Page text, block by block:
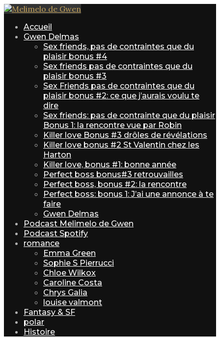
Accueil
Gwen Delmas
Sex friends, pas de contraintes que du
plaisir bonus #4
Sex friends pas de contraintes que du
plaisir bonus #3
Sex Friends pas de contraintes que du
plaisir bonus #2: ce que j’aurais voulu te
dire
Sex friends: pas de contrainte que du plaisir
Bonus 1: la rencontre vue par Robin
Killer love Bonus #3 drôles de révélations
Killer love bonus #2 St Valentin chez les
Harton
Killer love, bonus #1: bonne année
Perfect boss bonus#3 retrouvailles
Perfect boss, bonus #2: la rencontre
Perfect boss: bonus 1: J’ai une annonce à te
faire
Gwen Delmas
Podcast Melimelo de Gwen
Podcast Spotify
romance
Emma Green
Sophie S Pierrucci
Chloe Wilkox
Caroline Costa
Chrys Galia
louise valmont
Fantasy & SF
polar
Histoire